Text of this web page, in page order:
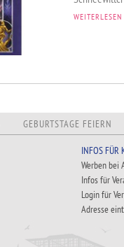
WEITERLESEN
GEBURTSTAGE FEIERN
INFOS FÜR
Werben bei
Infos für
Login für
Adresse